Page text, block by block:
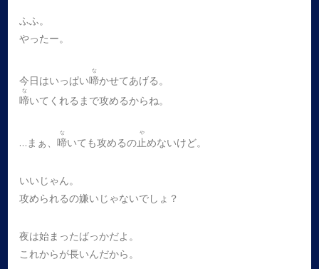
ふふ。
やったー。
今日はいっぱい啼
な
かせてあげる。
啼
な
いてくれるまで攻めるからね。
…まぁ、啼
な
いても攻めるの止
や
めないけど。
いいじゃん。
攻められるの嫌いじゃないでしょ？
夜は始まったばっかだよ。
これからが長いんだから。